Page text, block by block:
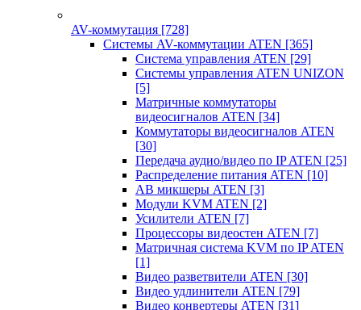
AV-коммутация [728]
Системы AV-коммутации ATEN [365]
Система управления ATEN [29]
Системы управления ATEN UNIZON
[5]
Матричные коммутаторы
видеосигналов ATEN [34]
Коммутаторы видеосигналов ATEN
[30]
Передача аудио/видео по IP ATEN [25]
Распределение питания ATEN [10]
АВ микшеры ATEN [3]
Модули KVM ATEN [2]
Усилители ATEN [7]
Процессоры видеостен ATEN [7]
Матричная система KVM по IP ATEN
[1]
Видео разветвители ATEN [30]
Видео удлинители ATEN [79]
Видео конвертеры ATEN [31]